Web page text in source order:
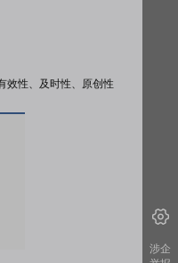
效性、及时性、原创性
涉企